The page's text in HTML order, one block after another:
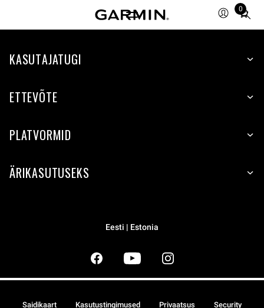
0
Total
items
cart:
KASUTAJATUGI
ETTEVÕTE
PLATVORMID
ÄRIKASUTUSEKS
Eesti | Estonia
Saidikaart Kasutustingimused Privaatsus Security